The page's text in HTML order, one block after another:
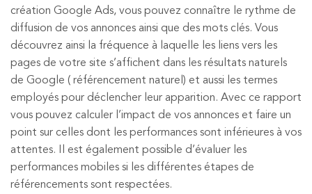
création Google Ads, vous pouvez connaître le rythme de
diffusion de vos annonces ainsi que des mots clés. Vous
découvrez ainsi la fréquence à laquelle les liens vers les
pages de votre site s’affichent dans les résultats naturels
de Google ( référencement naturel) et aussi les termes
employés pour déclencher leur apparition. Avec ce rapport
vous pouvez calculer l’impact de vos annonces et faire un
point sur celles dont les performances sont inférieures à vos
attentes. Il est également possible d’évaluer les
performances mobiles si les différentes étapes de
référencements sont respectées.